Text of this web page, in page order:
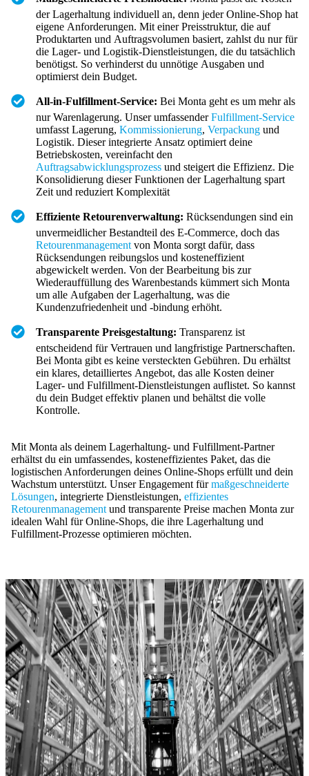
der Lagerhaltung individuell an, denn jeder Online-Shop hat
eigene Anforderungen. Mit einer Preisstruktur, die auf
Produktarten und Auftragsvolumen basiert, zahlst du nur für
die Lager- und Logistik-Dienstleistungen, die du tatsächlich
benötigst. So verhinderst du unnötige Ausgaben und
optimierst dein Budget.
All-in-Fulfillment-Service: Bei Monta geht es um mehr als
nur Warenlagerung. Unser umfassenderFulfillment-Service
umfasst Lagerung, Kommissionierung, Verpackung und
Logistik. Dieser integrierte Ansatz optimiert deine
Betriebskosten, vereinfacht den
Auftragsabwicklungsprozess und steigert die Effizienz. Die
Konsolidierung dieser Funktionen der Lagerhaltung spart
Zeit und reduziert Komplexität
Effiziente Retourenverwaltung: Rücksendungen sind ein
unvermeidlicher Bestandteil des E-Commerce, doch das
Retourenmanagement von Monta sorgt dafür, dass
Rücksendungen reibungslos und kosteneffizient
abgewickelt werden. Von der Bearbeitung bis zur
Wiederauffüllung des Warenbestands kümmert sich Monta
um alle Aufgaben der Lagerhaltung, was die
Kundenzufriedenheit und -bindung erhöht.
Transparente Preisgestaltung: Transparenz ist
entscheidend für Vertrauen und langfristige Partnerschaften.
Bei Monta gibt es keine versteckten Gebühren. Du erhältst
ein klares, detailliertes Angebot, das alle Kosten deiner
Lager- und Fulfillment-Dienstleistungen auflistet. So kannst
du dein Budget effektiv planen und behältst die volle
Kontrolle.
Mit Monta als deinem Lagerhaltung- und Fulfillment-Partner
erhältst du ein umfassendes, kosteneffizientes Paket, das die
logistischen Anforderungen deines Online-Shops erfüllt und dein
Wachstum unterstützt. Unser Engagement fürmaßgeschneiderte
Lösungen, integrierte Dienstleistungen, effizientes
Retourenmanagement und transparente Preise machen Monta zur
idealen Wahl für Online-Shops, die ihre Lagerhaltung und
Fulfillment-Prozesse optimieren möchten.